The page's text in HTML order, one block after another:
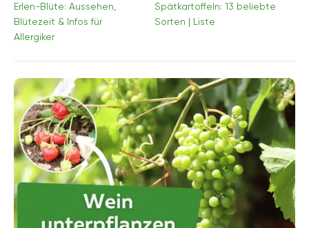
Erlen-Blüte: Aussehen,
Blütezeit & Infos für
Allergiker
Spätkartoffeln: 13 beliebte
Sorten | Liste